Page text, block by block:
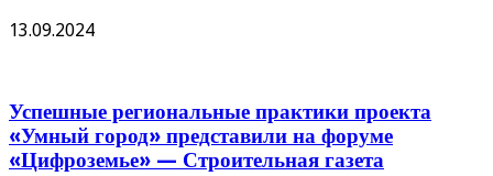
13.09.2024
Успешные региональные практики проекта
«Умный город» представили на форуме
«Цифроземье» — Строительная газета